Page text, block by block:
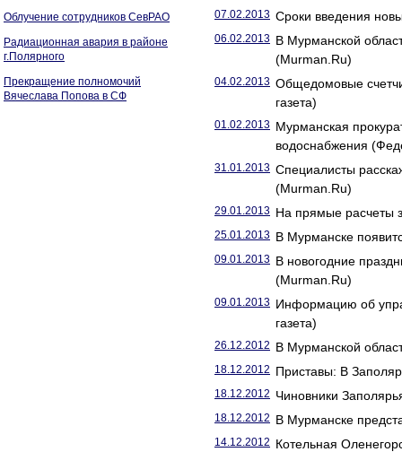
Облучение сотрудников СевРАО
Радиационная авария в районе
г.Полярного
Прекращение полномочий
Вячеслава Попова в СФ
07.02.2013 Сроки введения
06.02.2013 В Мурманской
(Murman.Ru)
04.02.2013 Общедомовые
газета)
01.02.2013 Мурманская
водоснабжения
31.01.2013 Специалисты
(Murman.Ru)
29.01.2013 На прямые расчеты
25.01.2013 В Мурманске
09.01.2013 В новогодние
(Murman.Ru)
09.01.2013 Информацию об
газета)
26.12.2012 В Мурманской
18.12.2012 Приставы: В
18.12.2012 Чиновники
18.12.2012 В Мурманске
14.12.2012 Котельная